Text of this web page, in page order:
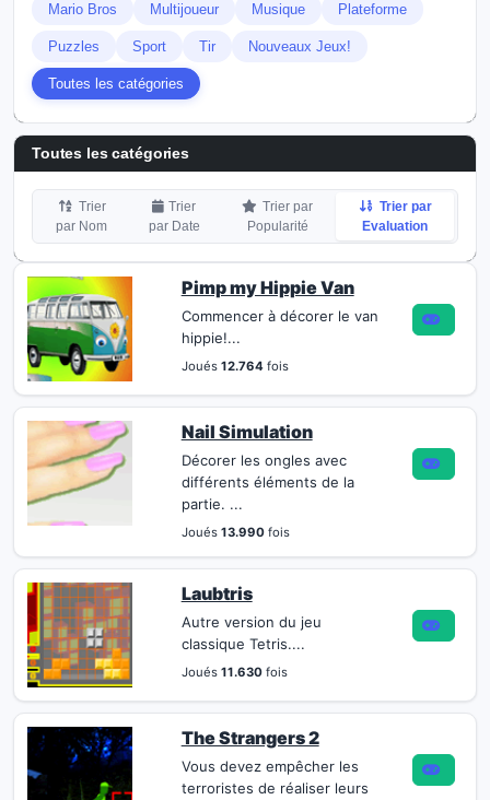
Mario Bros Multijoueur Musique Plateforme
Puzzles Sport Tir Nouveaux Jeux!
Toutes les catégories
Toutes les catégories
Trier
par Nom
Trier
par Date
Trier par
Popularité
Trier par
Evaluation
Pimp my Hippie Van
Commencer à décorer le van
hippie!...
Joués 12.764fois
Nail Simulation
Décorer les ongles avec
différents éléments de la
partie. ...
Joués 13.990fois
Laubtris
Autre version du jeu
classique Tetris....
Joués 11.630fois
The Strangers 2
Vous devez empêcher les
terroristes de réaliser leurs